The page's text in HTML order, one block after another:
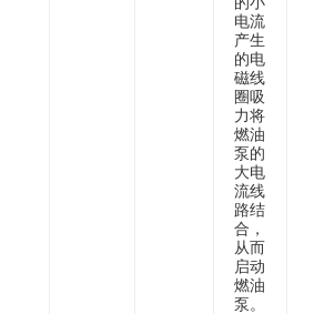
电流
产生
的电
磁线
圈吸
力将
燃油
泵的
大电
流线
路结
合，
从而
启动
燃油
泵。